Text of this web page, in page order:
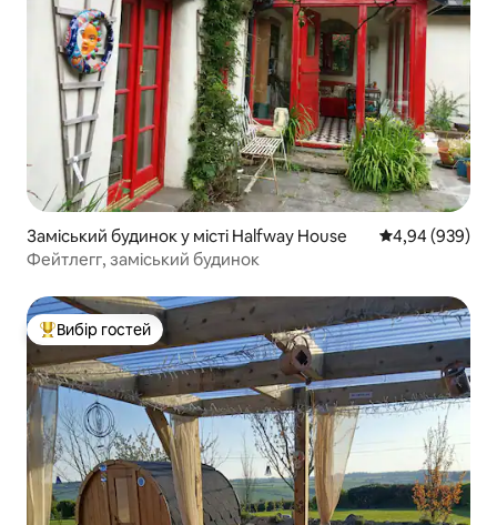
Заміський будинок у місті Halfway House Середня
4,94 (939)
Фейтлегг, заміський будинок
Топ вибір гостей
Вибір гостей